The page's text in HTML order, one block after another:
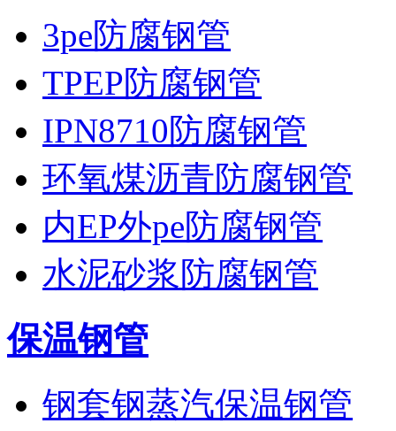
3pe防腐钢管
TPEP防腐钢管
IPN8710防腐钢管
环氧煤沥青防腐钢管
内EP外pe防腐钢管
水泥砂浆防腐钢管
保温钢管
钢套钢蒸汽保温钢管